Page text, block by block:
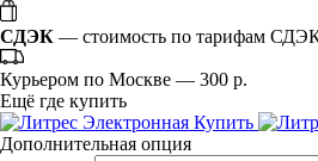
СДЭК — стоимость по тарифам
Курьером по Москве — 300 р.
Ещё где купить
Электронная Купить
Дополнительная опция